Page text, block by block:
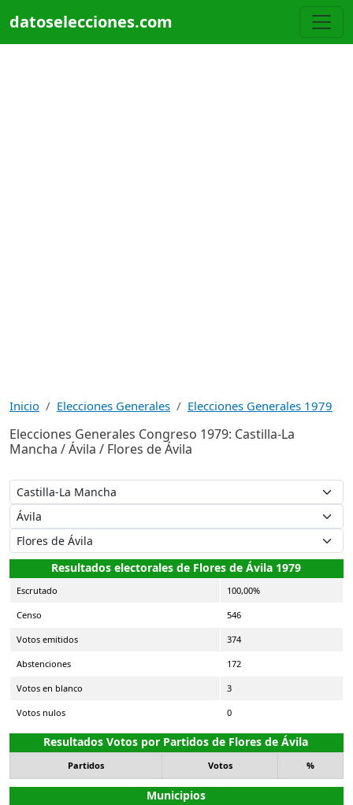
datoselecciones.com
Inicio Elecciones Generales Elecciones Generales 1979
Elecciones Generales Congreso 1979: Castilla-La
Mancha / Ávila / Flores de Ávila
Resultados electorales de Flores de Ávila 1979
Escrutado 100,00%
Censo 546
Votos emitidos 374
Abstenciones 172
Votos en blanco 3
Votos nulos 0
Resultados Votos por Partidos de Flores de Ávila
Partidos Votos %
Municipios